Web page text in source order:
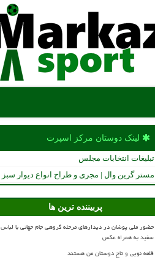
لینک دوستان مركز اسپرت
تبلیغات انتخابات مجلس
مستر گرین وال | مجری و طراح انواع دیوار سبز
پربیننده ترین ها
حضور ملی پوشان در دیدارهای مرحله گروهی جام جهانی با لباس
سفید به همراه عکس
قلعه نویی و تاج دوستان من هستند